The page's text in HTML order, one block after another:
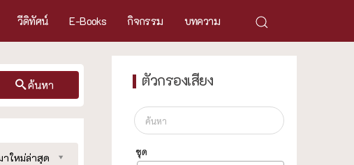
วีดิทัศน์ E-Books กิจกรรม บทความ
ค้นหา
าใหม่ล่าสุด
ตัวกรองเสียง
ชุด